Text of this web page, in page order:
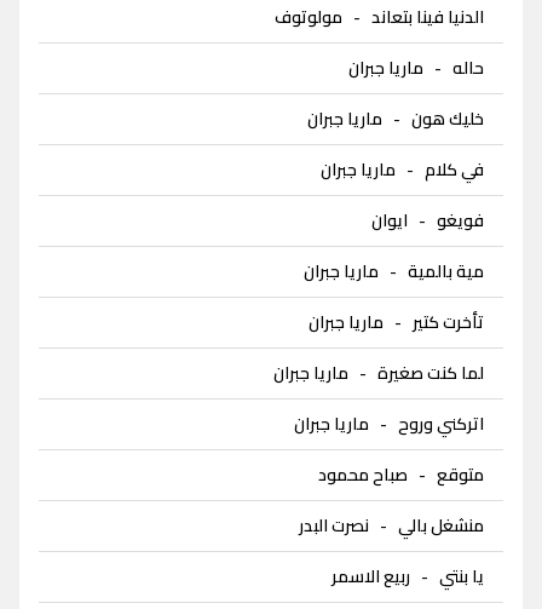
الدنيا فينا بتعاند - مولوتوف
حاله - ماريا جبران
خليك هون - ماريا جبران
في كلام - ماريا جبران
فويغو - ايوان
مية بالمية - ماريا جبران
تأخرت كتير - ماريا جبران
لما كنت صغيرة - ماريا جبران
اتركني وروح - ماريا جبران
متوقع - صباح محمود
منشغل بالي - نصرت البدر
يا بنتي - ربيع الاسمر